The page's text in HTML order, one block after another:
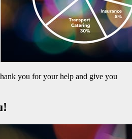
you for your help and give you